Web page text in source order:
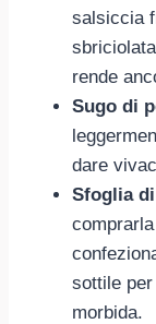
salsiccia
rende
Sugo di
dare
Sfoglia
sottile
morbida.